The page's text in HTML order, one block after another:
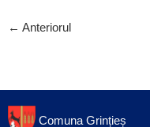
← Anteriorul
Comuna Grințieș